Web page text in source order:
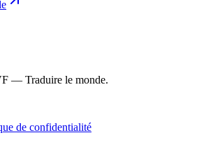
— Traduire le monde.
de confidentialité